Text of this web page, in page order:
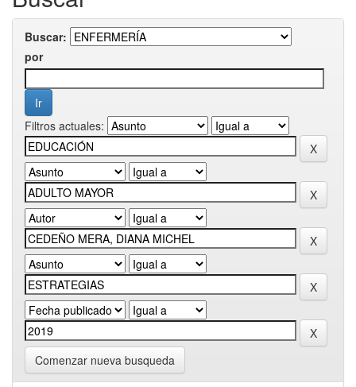
Buscar:
por
Filtros actuales:
Comenzar nueva busqueda